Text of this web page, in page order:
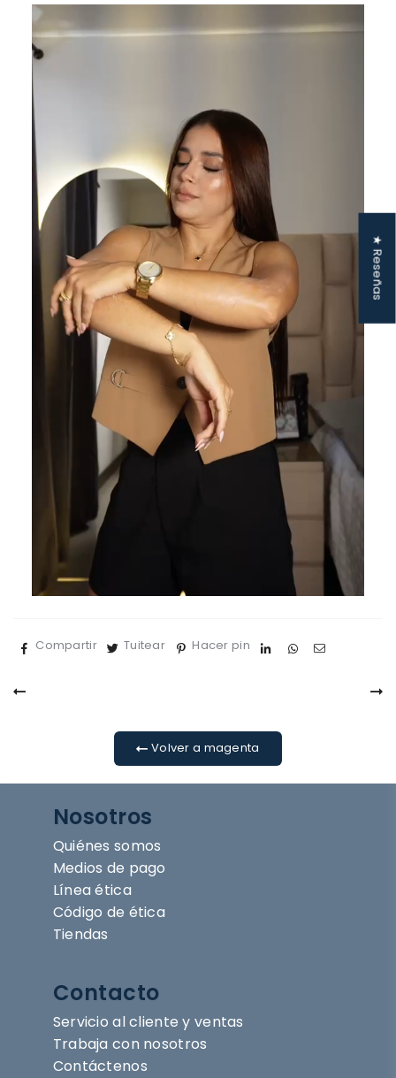
Compartir Tuitear Hacer pin
Volver a magenta
Nosotros
Quiénes somos
Medios de pago
Línea ética
Código de ética
Tiendas
Contacto
Servicio al cliente y ventas
Trabaja con nosotros
Contáctenos
★ Reseñas